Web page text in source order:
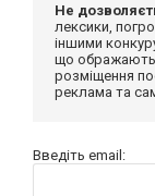
Не
лексики,
іншими
що ображають
розміщення
реклама та
Введіть email: